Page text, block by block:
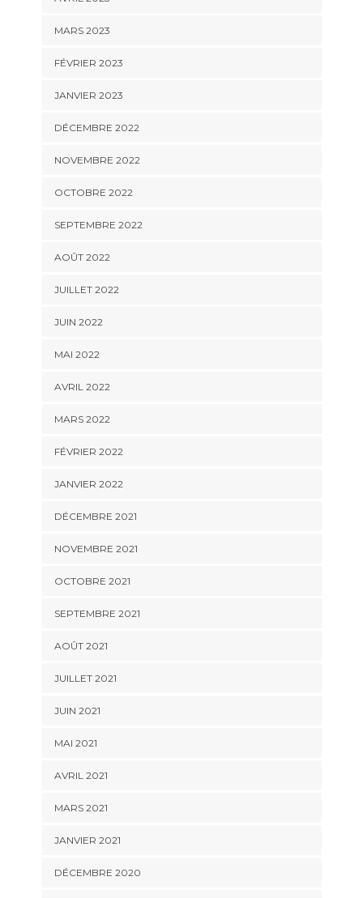
MARS 2023
FÉVRIER 2023
JANVIER 2023
DÉCEMBRE 2022
NOVEMBRE 2022
OCTOBRE 2022
SEPTEMBRE 2022
AOÛT 2022
JUILLET 2022
JUIN 2022
MAI 2022
AVRIL 2022
MARS 2022
FÉVRIER 2022
JANVIER 2022
DÉCEMBRE 2021
NOVEMBRE 2021
OCTOBRE 2021
SEPTEMBRE 2021
AOÛT 2021
JUILLET 2021
JUIN 2021
MAI 2021
AVRIL 2021
MARS 2021
JANVIER 2021
DÉCEMBRE 2020